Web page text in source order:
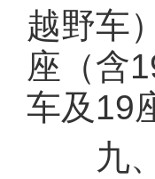
越野车
座（含
车及19
九、